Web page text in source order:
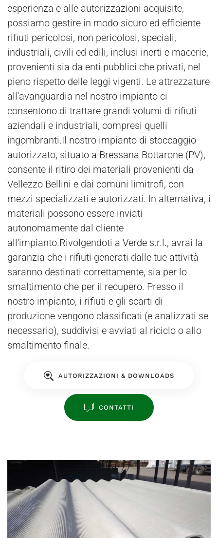
esperienza e alle autorizzazioni acquisite,
possiamo gestire in modo sicuro ed efficiente
rifiuti pericolosi, non pericolosi, speciali,
industriali, civili ed edili, inclusi inerti e macerie,
provenienti sia da enti pubblici che privati, nel
pieno rispetto delle leggi vigenti. Le attrezzature
all'avanguardia nel nostro impianto ci
consentono di trattare grandi volumi di rifiuti
aziendali e industriali, compresi quelli
ingombranti.Il nostro impianto di stoccaggio
autorizzato, situato a Bressana Bottarone (PV),
consente il ritiro dei materiali provenienti da
Vellezzo Bellini e dai comuni limitrofi, con
mezzi specializzati e autorizzati. In alternativa, i
materiali possono essere inviati
autonomamente dal cliente
all'impianto.Rivolgendoti a Verde s.r.l., avrai la
garanzia che i rifiuti generati dalle tue attività
saranno destinati correttamente, sia per lo
smaltimento che per il recupero. Presso il
nostro impianto, i rifiuti e gli scarti di
produzione vengono classificati (e analizzati se
necessario), suddivisi e avviati al riciclo o allo
smaltimento finale.
AUTORIZZAZIONI & DOWNLOADS
CONTATTI